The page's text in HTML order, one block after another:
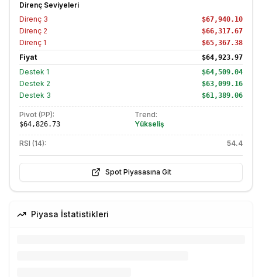
Direnç Seviyeleri
Direnç 3 $67,940.10
Direnç 2 $66,317.67
Direnç 1 $65,367.38
Fiyat $64,923.97
Destek 1 $64,509.04
Destek 2 $63,099.16
Destek 3 $61,389.06
Pivot (PP):
$64,826.73
Trend:
Yükseliş
RSI (14): 54.4
Spot Piyasasına Git
Piyasa İstatistikleri